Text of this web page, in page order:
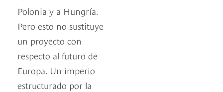
Polonia y a Hungría.
Pero esto no sustituye
un proyecto con
respecto al futuro de
Europa. Un imperio
estructurado por la